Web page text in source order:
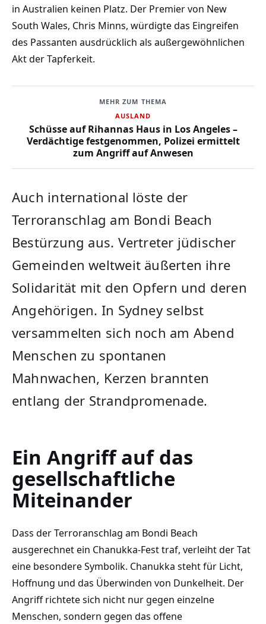
in Australien keinen Platz. Der Premier von New
South Wales, Chris Minns, würdigte das Eingreifen
des Passanten ausdrücklich als außergewöhnlichen
Akt der Tapferkeit.
MEHR ZUM THEMA
AUSLAND
Schüsse auf Rihannas Haus in Los Angeles –
Verdächtige festgenommen, Polizei ermittelt
zum Angriff auf Anwesen
Auch international löste der
Terroranschlag am Bondi Beach
Bestürzung aus. Vertreter jüdischer
Gemeinden weltweit äußerten ihre
Solidarität mit den Opfern und deren
Angehörigen. In Sydney selbst
versammelten sich noch am Abend
Menschen zu spontanen
Mahnwachen, Kerzen brannten
entlang der Strandpromenade.
Ein Angriff auf das
gesellschaftliche
Miteinander
Dass der Terroranschlag am Bondi Beach
ausgerechnet ein Chanukka-Fest traf, verleiht der Tat
eine besondere Symbolik. Chanukka steht für Licht,
Hoffnung und das Überwinden von Dunkelheit. Der
Angriff richtete sich nicht nur gegen einzelne
Menschen, sondern gegen das offene